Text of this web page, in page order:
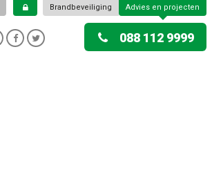
Brandbeveiliging Advies en projecten
088 112 9999